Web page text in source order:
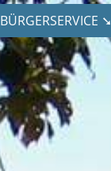
BÜRGERSERVICE ➘